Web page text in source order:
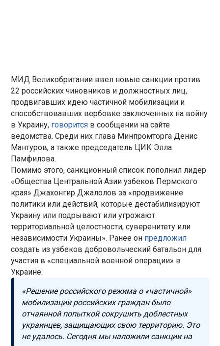
МИД Великобритании ввел новые санкции против
22 российских чиновников и должностных лиц,
продвигавших идею частичной мобилизации и
способствовавших вербовке заключенных на войну
в Украину, говорится в сообщении на сайте
ведомства. Среди них глава Минпромторга Денис
Мантуров, а также председатель ЦИК Элла
Памфилова.
Помимо этого, санкционный список пополнил лидер
«Общества Центральной Азии узбеков Пермского
края» Джахонгир Джалолов за «продвижение
политики или действий, которые дестабилизируют
Украину или подрывают или угрожают
территориальной целостности, суверенитету или
независимости Украины». Ранее он предложил
создать из узбеков добровольческий батальон для
участия в «специальной военной операции» в
Украине.
«Решение российского режима о «частичной»
мобилизации российских граждан было
отчаянной попыткой сокрушить доблестных
украинцев, защищающих свою территорию. Это
не удалось. Сегодня мы наложили санкции на